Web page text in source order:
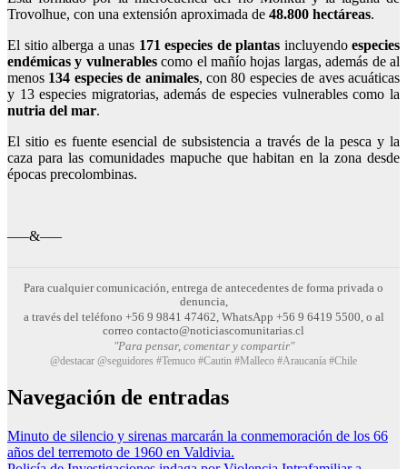
Trovolhue, con una extensión aproximada de 48.800 hectáreas.
El sitio alberga a unas 171 especies de plantas incluyendo especies
endémicas y vulnerablescomo el mañío hojas largas, además de al
menos 134 especies de animales, con 80 especies de aves acuáticas
y 13 especies migratorias, además de especies vulnerables como la
nutria del mar.
El sitio es fuente esencial de subsistencia a través de la pesca y la
caza para las comunidades mapuche que habitan en la zona desde
épocas precolombinas.
—–&—–
Para cualquier comunicación, entrega de antecedentes de forma privada o
denuncia,
a través del teléfono +56 9 9841 47462, WhatsApp +56 9 6419 5500, o al
correo contacto@noticiascomunitarias.cl
"Para pensar, comentar y compartir"
@destacar @seguidores #Temuco #Cautin #Malleco #Araucanía #Chile
Navegación de entradas
Minuto de silencio y sirenas marcarán la conmemoración de los 66
años del terremoto de 1960 en Valdivia.